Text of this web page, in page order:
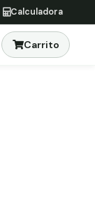
Calculadora
Carrito